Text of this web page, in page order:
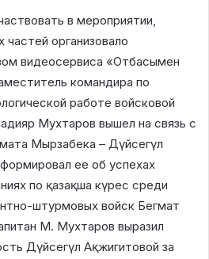
в мероприятии,
частей организовало
видеосервиса «Отбасымен
командира по
работе войсковой
Мухтаров вышел на связь с
Мырзабека – Дүйсегүл
ее об успехах
по қазақша күрес среди
штурмовых войск Бегмат
М. Мухтаров выразил
Дүйсегүл Ақжигитовой за